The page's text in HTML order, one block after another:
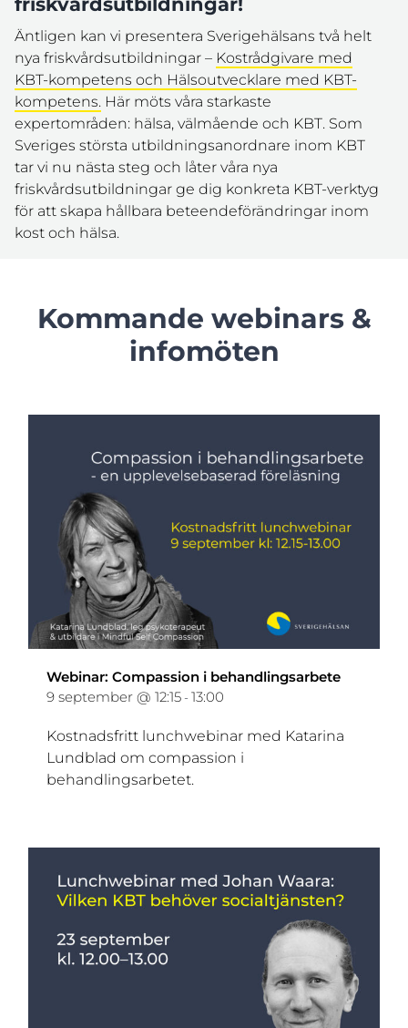
Äntligen kan vi presentera Sverigehälsans två helt
nya friskvårdsutbildningar – Kostrådgivare med
KBT-kompetens och Hälsoutvecklare med KBT-
kompetens.Här möts våra starkaste
expertområden: hälsa, välmående och KBT. Som
Sveriges största utbildningsanordnare inom KBT
tar vi nu nästa steg och låter våra nya
friskvårdsutbildningar ge dig konkreta KBT-verktyg
för att skapa hållbara beteendeförändringar inom
kost och hälsa.
Kommande webinars &
infomöten
Webinar: Compassion i behandlingsarbete
9 september @ 12:15- 13:00
Kostnadsfritt lunchwebinar med Katarina
Lundblad om compassion i
behandlingsarbetet.